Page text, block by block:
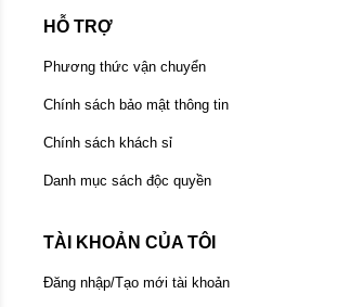
HỖ TRỢ
Phương thức vận chuyển
Chính sách bảo mật thông tin
Chính sách khách sỉ
Danh mục sách độc quyền
TÀI KHOẢN CỦA TÔI
Đăng nhập/Tạo mới tài khoản